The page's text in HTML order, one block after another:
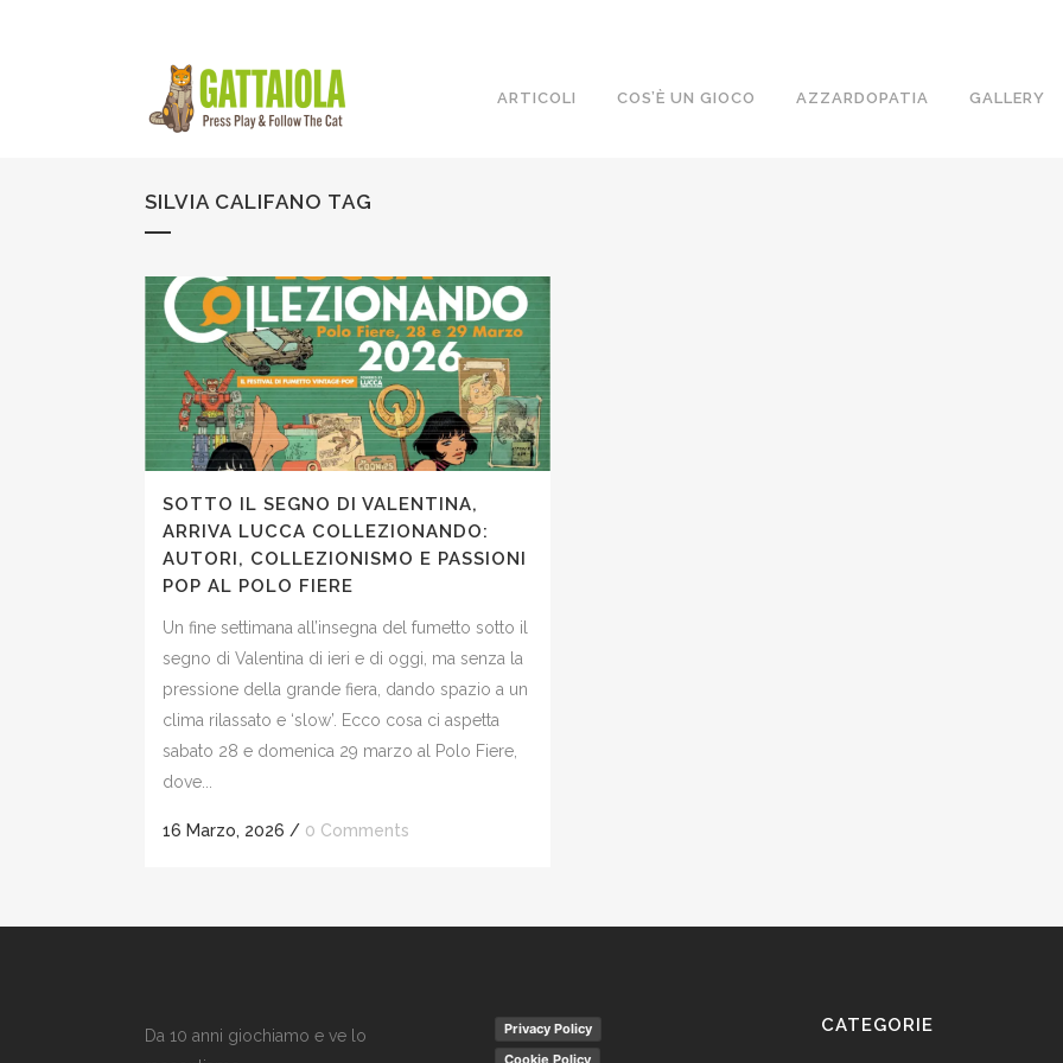
ARTICOLI COS’È UN GIOCO AZZARDOPATIA GALLERY
SILVIA CALIFANO TAG
SOTTO IL SEGNO DI VALENTINA,
ARRIVA LUCCA COLLEZIONANDO:
AUTORI, COLLEZIONISMO E PASSIONI
POP AL POLO FIERE
Un fine settimana all’insegna del fumetto sotto il
segno di Valentina di ieri e di oggi, ma senza la
pressione della grande fiera, dando spazio a un
clima rilassato e ‘slow’. Ecco cosa ci aspetta
sabato 28 e domenica 29 marzo al Polo Fiere,
dove...
16 Marzo, 2026 / 0 Comments
Da 10 anni giochiamo e ve lo
Privacy Policy
Cookie Policy
CATEGORIE